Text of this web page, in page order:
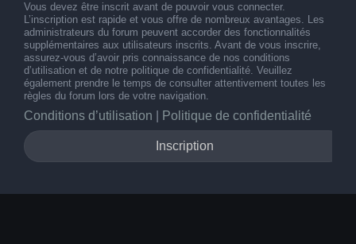
Vous devez être inscrit avant de pouvoir vous connecter.
L’inscription est rapide et vous offre de nombreux avantages. Les
administrateurs du forum peuvent accorder des fonctionnalités
supplémentaires aux utilisateurs inscrits. Avant de vous inscrire,
assurez-vous d’avoir pris connaissance de nos conditions
d’utilisation et de notre politique de confidentialité. Veuillez
également prendre le temps de consulter attentivement toutes les
règles du forum lors de votre navigation.
Conditions d’utilisation Politique de confidentialité
Inscription